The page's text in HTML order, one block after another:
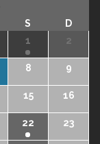
S
D
1 2
8 9
15 16
22 23